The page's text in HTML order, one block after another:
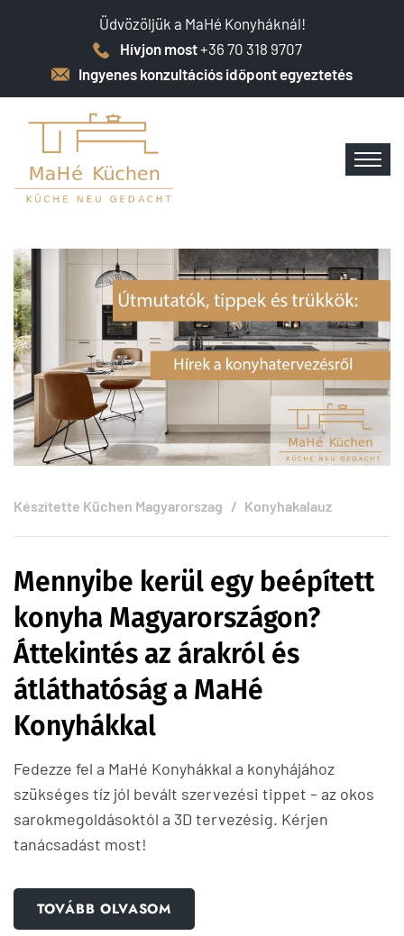
Üdvözöljük a MaHé Konyháknál!
Hívjon most+36 70 318 9707
Ingyenes konzultációs időpont egyeztetés
Készítette Küchen Magyarorszag Konyhakalauz
Mennyibe kerül egy beépített
konyha Magyarországon?
Áttekintés az árakról és
átláthatóság a MaHé
Konyhákkal
Fedezze fel a MaHé Konyhákkal a konyhájához
szükséges tíz jól bevált szervezési tippet – az okos
sarokmegoldásoktól a 3D tervezésig. Kérjen
tanácsadást most!
TOVÁBB OLVASOM